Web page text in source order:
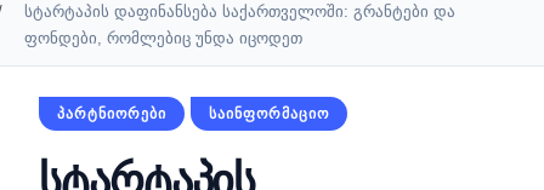
სტარტაპის დაფინანსება საქართველოში: გრანტები და
ფონდები, რომლებიც უნდა იცოდეთ
ᲞᲐᲠᲢᲜᲘᲝᲠᲔᲑᲘ ᲡᲐᲘᲜᲤᲝᲠᲛᲐᲪᲘᲝ